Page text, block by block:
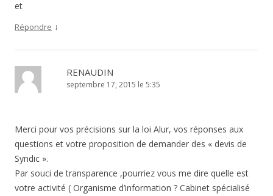
et
Répondre ↓
RENAUDIN
septembre 17, 2015 le 5:35
Merci pour vos précisions sur la loi Alur, vos réponses aux
questions et votre proposition de demander des « devis de
Syndic ».
Par souci de transparence ,pourriez vous me dire quelle est
votre activité ( Organisme d’information ? Cabinet spécialisé